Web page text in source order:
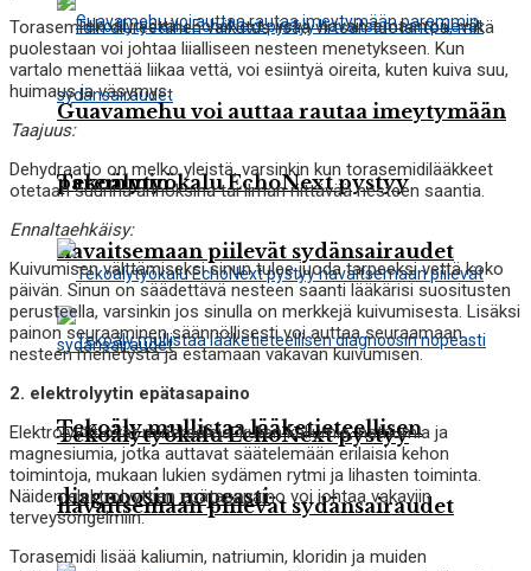
Tekoälytyökalu EchoNext pystyy
havaitsemaan piilevät sydänsairaudet
Tekoäly mullistaa lääketieteellisen
diagnoosin nopeasti
Guavamehu voi auttaa rautaa imeytymään
paremmin
Tekoälytyökalu EchoNext pystyy
havaitsemaan piilevät sydänsairaudet
Torasemidin diureettinen vaikutus lisää virtsan tuotantoa, mikä
puolestaan ​​voi johtaa liialliseen nesteen menetykseen. Kun
vartalo menettää liikaa vettä, voi esiintyä oireita, kuten kuiva suu,
huimaus ja väsymys.
Taajuus:
Dehydraatio on melko yleistä, varsinkin kun torasemidilääkkeet
otetaan suurina annoksina tai ilman riittävää nesteen saantia.
Ennaltaehkäisy:
Kuivumisen välttämiseksi sinun tulee juoda tarpeeksi vettä koko
päivän. Sinun on säädettävä nesteen saanti lääkärisi suositusten
perusteella, varsinkin jos sinulla on merkkejä kuivumisesta. Lisäksi
painon seuraaminen säännöllisesti voi auttaa seuraamaan
nesteen menetystä ja estämään vakavan kuivumisen.
2. elektrolyytin epätasapaino
Elektrolyytit ovat mineraaleja, kuten kaliumia, natriumia ja
magnesiumia, jotka auttavat säätelemään erilaisia ​​kehon
toimintoja, mukaan lukien sydämen rytmi ja lihasten toiminta.
Näiden elektrolyyttien epätasapaino voi johtaa vakaviin
terveysongelmiin.
Torasemidi lisää kaliumin, natriumin, kloridin ja muiden